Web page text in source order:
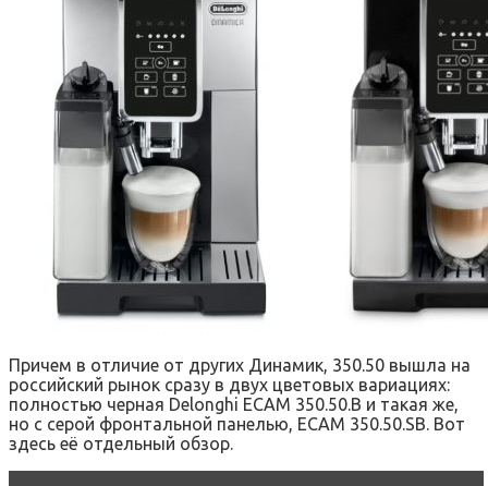
Причем в отличие от других Динамик, 350.50 вышла на
российский рынок сразу в двух цветовых вариациях:
полностью черная Delonghi ECAM 350.50.B и такая же,
но с серой фронтальной панелью, ECAM 350.50.SB. Вот
здесь её отдельный обзор.